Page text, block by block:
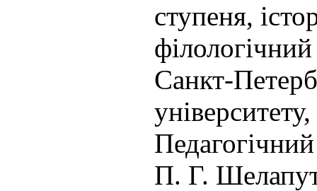
ступеня,
Санкт-
П. Г.